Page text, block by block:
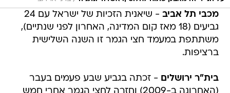
מכבי תל אביב
- שיאנית הזכיות של ישראל עם 24
גביעים (18 מאז קום המדינה, האחרון לפני שנתיים),
משתתפת במעמד חצי הגמר זו השנה השלישית
ברציפות.
בית"ר ירושלים - זכתה בגביע שבע פעמים בעבר